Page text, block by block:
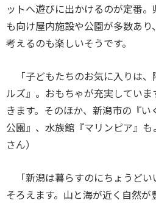
ットへ遊びに出かけるのが定番
も向け屋内施設や公園が多数あ
考えるのも楽しいそうです。
「子どもたちのお気に入りは、
ルズ』。おもちゃが充実してい
きます。そのほか、新潟市の『
公園』、水族館『マリンピア』
さん）
「新潟は暮らすのにちょうどい
そろえます。山と海が近く自然